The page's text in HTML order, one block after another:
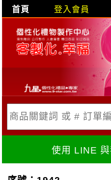
首頁 登入會員
目前購物車
X
使用 LINE